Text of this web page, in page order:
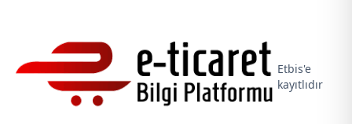
Etbis'e
kayıtlıdır